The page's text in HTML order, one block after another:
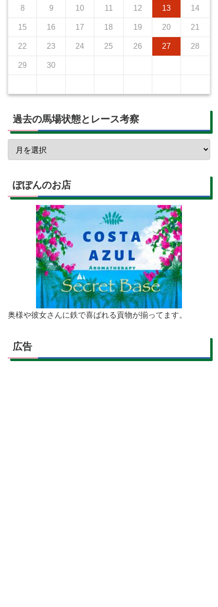
8 9 10 11 12 13 14
15 16 17 18 19 20 21
22 23 24 25 26 27 28
29 30
過去の馬場状態とレース考察
ぽぽんのお店
奥様や彼女さんに鉄で喜ばれる貢物が揃ってます。
広告